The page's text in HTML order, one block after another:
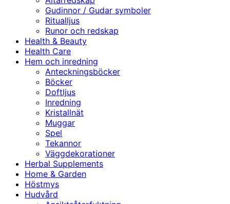
Gudinnor / Gudar symboler
Ritualljus
Runor och redskap
Health & Beauty
Health Care
Hem och inredning
Anteckningsböcker
Böcker
Doftljus
Inredning
Kristallnät
Muggar
Spel
Tekannor
Väggdekorationer
Herbal Supplements
Home & Garden
Höstmys
Hudvård